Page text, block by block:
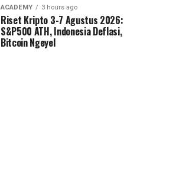
ACADEMY 3 hours ago
Riset Kripto 3-7 Agustus 2026:
S&P500 ATH, Indonesia Deflasi,
Bitcoin Ngeyel